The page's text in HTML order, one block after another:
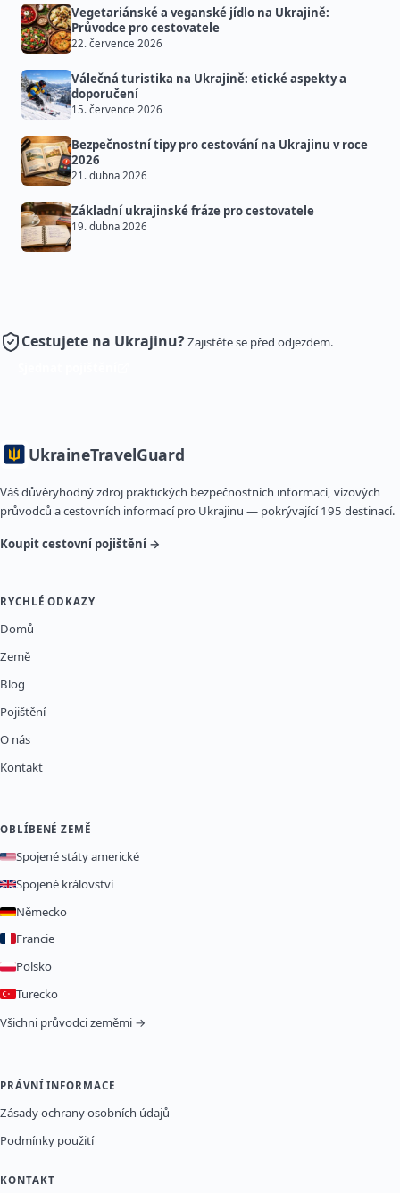
Vegetariánské a veganské jídlo na Ukrajině:
Průvodce pro cestovatele
22. července 2026
Válečná turistika na Ukrajině: etické aspekty a
doporučení
15. července 2026
Bezpečnostní tipy pro cestování na Ukrajinu v roce
2026
21. dubna 2026
Základní ukrajinské fráze pro cestovatele
19. dubna 2026
Cestujete na Ukrajinu?Zajistěte se před odjezdem.
UkraineTravelGuard
Váš důvěryhodný zdroj praktických bezpečnostních informací, vízových
průvodců a cestovních informací pro Ukrajinu — pokrývající 195 destinací.
Koupit cestovní pojištění →
RYCHLÉ ODKAZY
Domů
Země
Blog
Pojištění
O nás
Kontakt
OBLÍBENÉ ZEMĚ
Spojené státy americké
Spojené království
Německo
Francie
Polsko
Turecko
Všichni průvodci zeměmi →
PRÁVNÍ INFORMACE
Zásady ochrany osobních údajů
Podmínky použití
KONTAKT